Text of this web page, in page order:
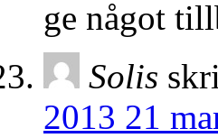
ge något
Solis
2013 21